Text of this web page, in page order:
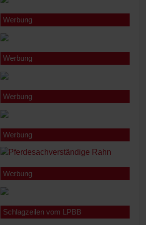
Werbung
Werbung
Werbung
Werbung
Werbung
Schlagzeilen vom LPBB